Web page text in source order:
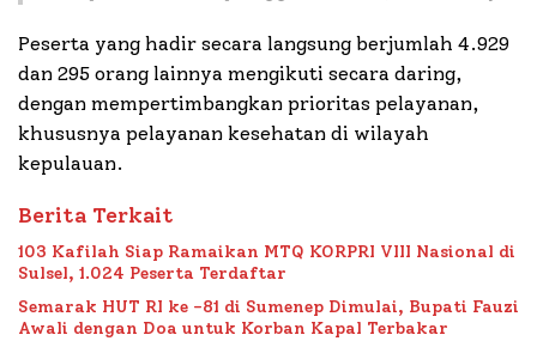
Peserta yang hadir secara langsung berjumlah 4.929
dan 295 orang lainnya mengikuti secara daring,
dengan mempertimbangkan prioritas pelayanan,
khususnya pelayanan kesehatan di wilayah
kepulauan.
Berita Terkait
103 Kafilah Siap Ramaikan MTQ KORPRI VIII Nasional di
Sulsel, 1.024 Peserta Terdaftar
Semarak HUT RI ke -81 di Sumenep Dimulai, Bupati Fauzi
Awali dengan Doa untuk Korban Kapal Terbakar